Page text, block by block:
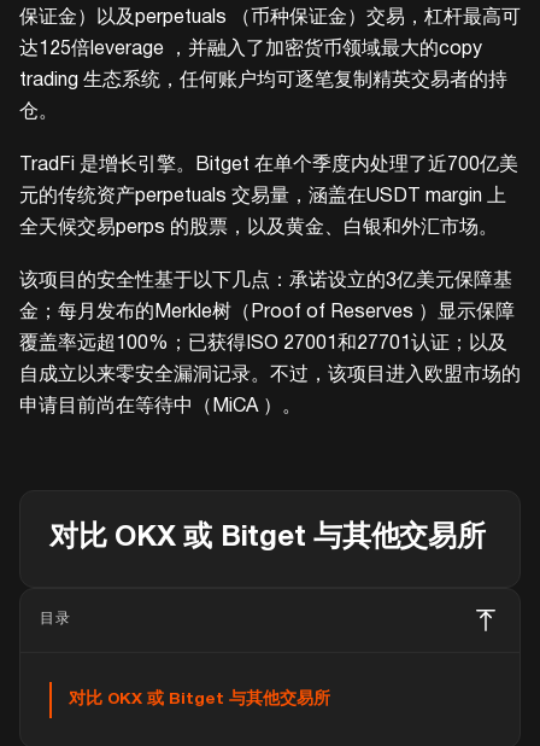
保证金）以及perpetuals （币种保证金）交易，杠杆最高可
达125倍leverage ，并融入了加密货币领域最大的copy
trading 生态系统，任何账户均可逐笔复制精英交易者的持
仓。
TradFi 是增长引擎。Bitget 在单个季度内处理了近700亿美
元的传统资产perpetuals 交易量，涵盖在USDT margin 上
全天候交易perps 的股票，以及黄金、白银和外汇市场。
该项目的安全性基于以下几点：承诺设立的3亿美元保障基
金；每月发布的Merkle树（Proof of Reserves ）显示保障
覆盖率远超100%；已获得ISO 27001和27701认证；以及
自成立以来零安全漏洞记录。不过，该项目进入欧盟市场的
申请目前尚在等待中（MiCA ）。
对比 OKX 或 Bitget 与其他交易所
目录
对比 OKX 或 Bitget 与其他交易所